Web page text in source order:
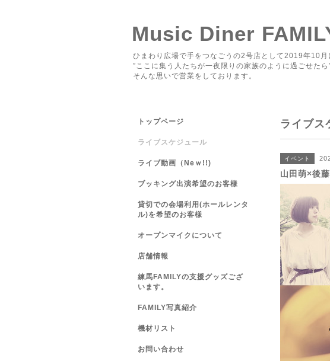
Music Diner
ひまわり広場で手をつなごうの2号店として2019年10月
”ここに集う人たちが一夜限りの家族のように過ごせたら
そんな思いで営業をしております。
ライブス
イベント
山田萌×後
トップページ
ライブスケジュール
ライブ動画（Neｗ!!)
ブッキング出演希望のお客様
貸切での会場利用(ホールレンタ
ル)を希望のお客様
オープンマイクについて
店舗情報
練馬FAMILYの支援グッズござ
います。
FAMILY写真紹介
機材リスト
お問い合わせ